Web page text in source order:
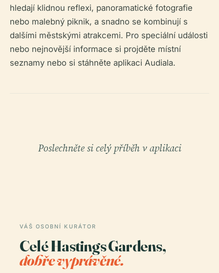
hledají klidnou reflexi, panoramatické fotografie
nebo malebný piknik, a snadno se kombinují s
dalšími městskými atrakcemi. Pro speciální události
nebo nejnovější informace si projděte místní
seznamy nebo si stáhněte aplikaci Audiala.
Poslechněte si celý příběh v aplikaci
VÁŠ OSOBNÍ KURÁTOR
Celé Hastings Gardens,
dobře vyprávěné.